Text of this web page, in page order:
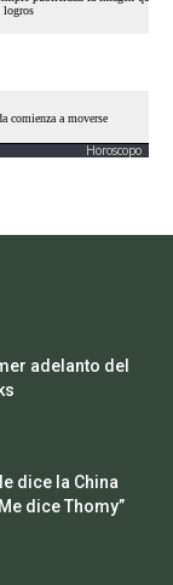
Horoscopo
adelanto del
dice la China
dice Thomy”